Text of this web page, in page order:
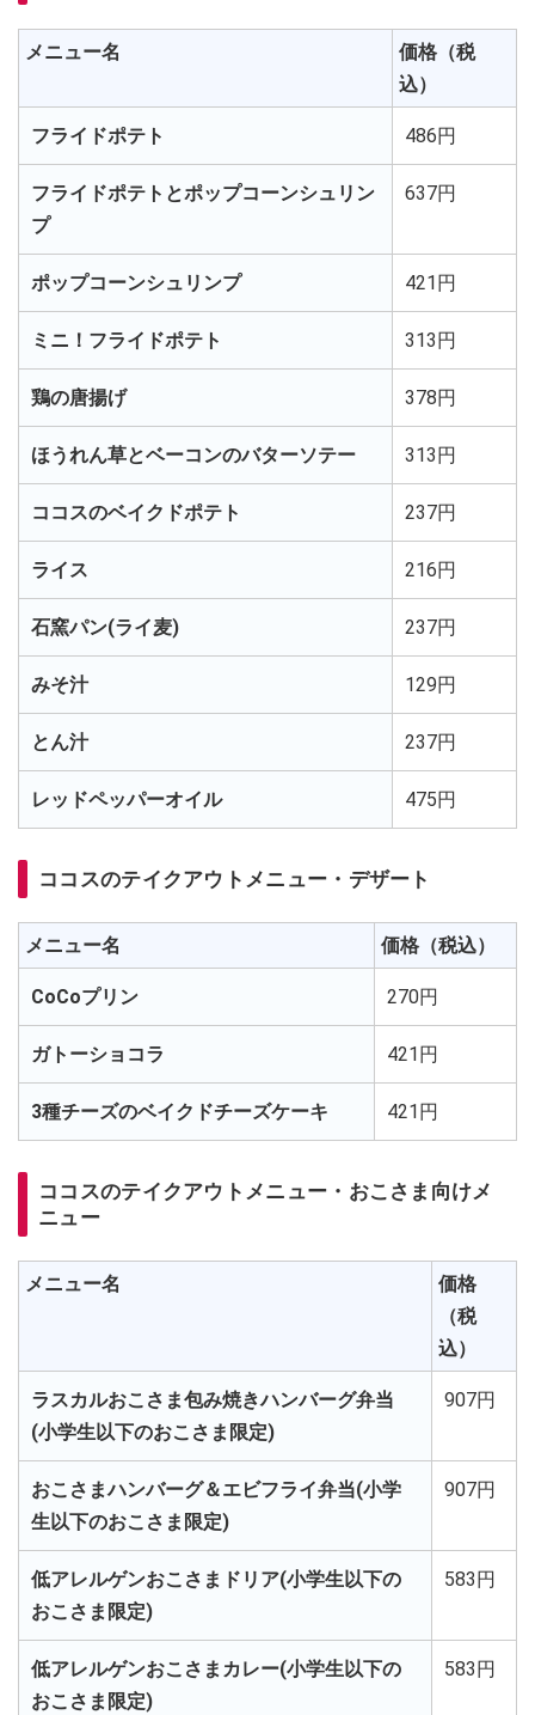
メニュー名
価格（税
込）
フライドポテト 486円
フライドポテトとポップコーンシュリン
プ
637円
ポップコーンシュリンプ 421円
ミニ！フライドポテト 313円
鶏の唐揚げ 378円
ほうれん草とベーコンのバターソテー 313円
ココスのベイクドポテト 237円
ライス 216円
石窯パン(ライ麦) 237円
みそ汁 129円
とん汁 237円
レッドペッパーオイル 475円
ココスのテイクアウトメニュー・デザート
メニュー名 価格（税込）
CoCoプリン 270円
ガトーショコラ 421円
3種チーズのベイクドチーズケーキ 421円
ココスのテイクアウトメニュー・おこさま向けメ
ニュー
メニュー名
価格
（税
込）
ラスカルおこさま包み焼きハンバーグ弁当
(小学生以下のおこさま限定)
907円
おこさまハンバーグ＆エビフライ弁当(小学
生以下のおこさま限定)
907円
低アレルゲンおこさまドリア(小学生以下の
おこさま限定)
583円
低アレルゲンおこさまカレー(小学生以下の
おこさま限定)
583円